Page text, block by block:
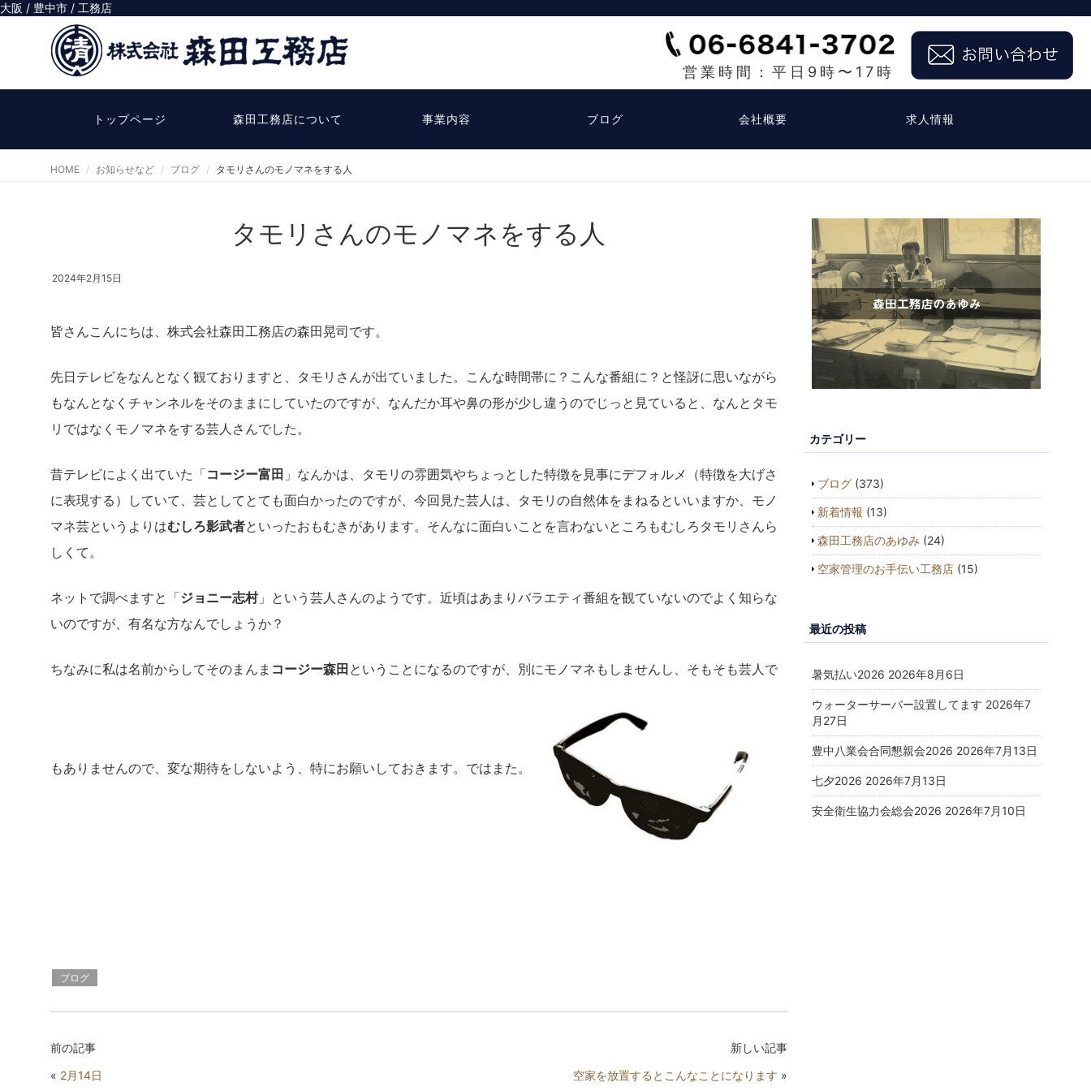
大阪 / 豊中市 / 工務店
営業時間：平日9時〜17時
トップページ 森田工務店について 事業内容 ブログ 会社概要 求人情報
HOME お知らせなど ブログ タモリさんのモノマネをする人
タモリさんのモノマネをする人
2024年2月15日
皆さんこんにちは、株式会社森田工務店の森田晃司です。
先日テレビをなんとなく観ておりますと、タモリさんが出ていました。こんな時間帯に？こんな番組に？と怪訝に思いながら
もなんとなくチャンネルをそのままにしていたのですが、なんだか耳や鼻の形が少し違うのでじっと見ていると、なんとタモ
リではなくモノマネをする芸人さんでした。
昔テレビによく出ていた「コージー富田 」なんかは、タモリの雰囲気やちょっとした特徴を見事にデフォルメ（特徴を大げさ
に表現する）していて、芸としてとても面白かったのですが、今回見た芸人は、タモリの自然体をまねるといいますか、モノ
マネ芸というよりはむしろ影武者といったおもむきがあります。そんなに面白いことを言わないところもむしろタモリさんら
しくて。
ネットで調べますと「ジョニー志村」という芸人さんのようです。近頃はあまりバラエティ番組を観ていないのでよく知らな
いのですが、有名な方なんでしょうか？
ちなみに私は名前からしてそのまんま コージー森田ということになるのですが、別にモノマネもしませんし、そもそも芸人で
もありませんので、変な期待をしないよう、特にお願いしておきます。ではまた。
ブログ
前の記事
« 2月14日
新しい記事
空家を放置するとこんなことになります »
カテゴリー
ブログ(373)
新着情報 (13)
森田工務店のあゆみ (24)
空家管理のお手伝い工務店(15)
最近の投稿
暑気払い2026 2026年8月6日
ウォーターサーバー設置してます 2026年7
月27日
豊中八業会合同懇親会2026 2026年7月13日
七夕2026 2026年7月13日
安全衛生協力会総会2026 2026年7月10日